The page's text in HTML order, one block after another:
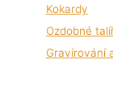
Kokardy
Ozdobné
Gravírování